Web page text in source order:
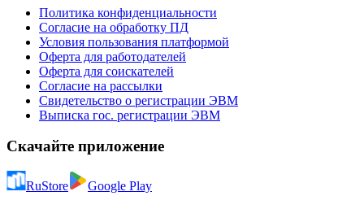
Политика конфиденциальности
Согласие на обработку ПД
Условия пользования платформой
Оферта для работодателей
Оферта для соискателей
Согласие на рассылки
Свидетельство о регистрации ЭВМ
Выписка гос. регистрации ЭВМ
Скачайте приложение
RuStore Google Play